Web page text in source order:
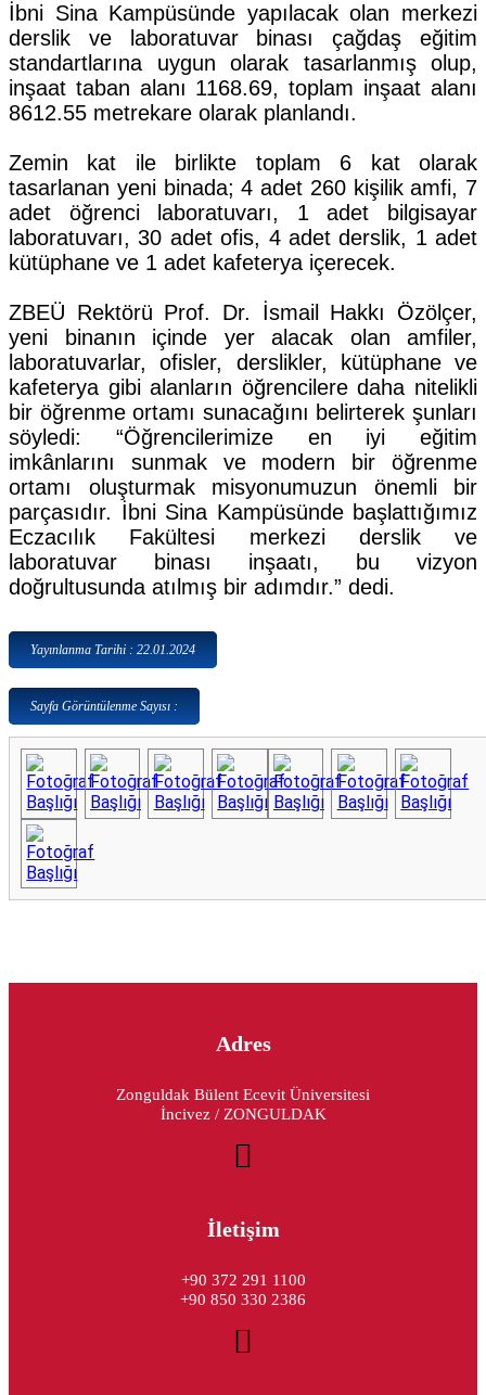
İbni Sina Kampüsünde yapılacak olan merkezi
derslik ve laboratuvar binası çağdaş eğitim
standartlarına uygun olarak tasarlanmış olup,
inşaat taban alanı 1168.69, toplam inşaat alanı
8612.55 metrekare olarak planlandı.
Zemin kat ile birlikte toplam 6 kat olarak
tasarlanan yeni binada; 4 adet 260 kişilik amfi, 7
adet öğrenci laboratuvarı, 1 adet bilgisayar
laboratuvarı, 30 adet ofis, 4 adet derslik, 1 adet
kütüphane ve 1 adet kafeterya içerecek.
ZBEÜ Rektörü Prof. Dr. İsmail Hakkı Özölçer,
yeni binanın içinde yer alacak olan amfiler,
laboratuvarlar, ofisler, derslikler, kütüphane ve
kafeterya gibi alanların öğrencilere daha nitelikli
bir öğrenme ortamı sunacağını belirterek şunları
söyledi: “Öğrencilerimize en iyi eğitim
imkânlarını sunmak ve modern bir öğrenme
ortamı oluşturmak misyonumuzun önemli bir
parçasıdır. İbni Sina Kampüsünde başlattığımız
Eczacılık Fakültesi merkezi derslik ve
laboratuvar binası inşaatı, bu vizyon
doğrultusunda atılmış bir adımdır.” dedi.
Yayınlanma Tarihi : 22.01.2024
Sayfa Görüntülenme Sayısı :
Adres
Zonguldak Bülent Ecevit Üniversitesi
İncivez / ZONGULDAK
İletişim
+90 372 291 1100
+90 850 330 2386